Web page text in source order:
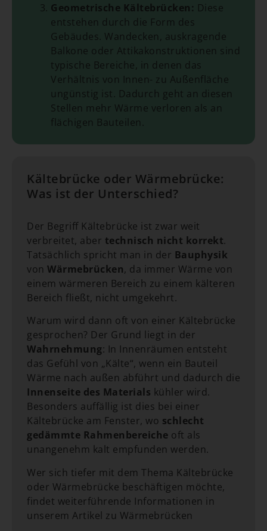
Geometrische Kältebrücken: Diese
entstehen durch die Form des
Gebäudes. Wandecken, auskragende
Balkone oder Attikakonstruktionen sind
typische Bereiche, in denen das
Verhältnis von Innen- zu Außenfläche
ungünstig ist. Dadurch geht an diesen
Stellen mehr Wärme verloren als an
flächigen Bauteilen.
Kältebrücke oder Wärmebrücke:
Was ist der Unterschied?
Der Begriff Kältebrücke ist zwar weit
verbreitet, aber technisch nicht korrekt.
Tatsächlich spricht man in der Bauphysik
von Wärmebrücken, da immer Wärme von
einem wärmeren Bereich zu einem kälteren
Bereich fließt, nicht umgekehrt.
Warum wird dann oft von einer Kältebrücke
gesprochen? Der Grund liegt in der
Wahrnehmung: In Innenräumen entsteht
das Gefühl von „Kälte“, wenn ein Bauteil
Wärme nach außen abführt und dadurch die
Innenseite des Materials kühler wird.
Besonders auffällig ist dies bei einer
Kältebrücke am Fenster, wo schlecht
gedämmte Rahmenbereiche oft als
unangenehm kalt empfunden werden.
Wer sich tiefer mit dem Thema Kältebrücke
oder Wärmebrücke beschäftigen möchte,
findet weiterführende Informationen in
unserem Artikel zu Wärmebrücken